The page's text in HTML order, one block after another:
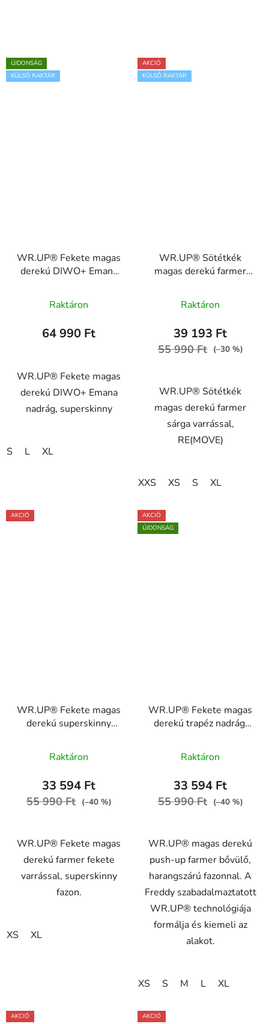
ÚJDONSÁG
KÜLSŐ RAKTÁR
WR.UP® Fekete magas
derekú DIWO+ Emana
WRUP2HC005REC, N
termék
átlagos
ből
5,0
csillag.
Raktáron
64 990 Ft
WR.UP® Fekete magas
derekú DIWO+ Emana
nadrág, superskinny
S L XL
AKCIÓ
KÜLSŐ RAKTÁR
WR.UP® Sötétkék
magas derekú farmer
RE(MOVE)
WRUP1HC002ORG,
Raktáron
39 193 Ft
55 990 Ft (–30 %)
WR.UP® Sötétkék
magas derekú farmer
sárga varrással,
RE(MOVE)
XXS XS S XL
AKCIÓ
WR.UP® Fekete magas
derekú superskinny
RE(MOVE)
WRUP2HC002ORG,
Raktáron
33 594 Ft
55 990 Ft (–40 %)
WR.UP® Fekete magas
derekú farmer fekete
varrással, superskinny
fazon.
XS XL
AKCIÓ
ÚJDONSÁG
WR.UP® Fekete magas
derekú trapéz nadrág,
WRUP11HC001ORG,
N
Raktáron
33 594 Ft
55 990 Ft (–40 %)
WR.UP® magas derekú
push-up farmer bővülő,
harangszárú fazonnal. A
Freddy szabadalmaztatott
WR.UP® technológiája
formálja és kiemeli az
alakot.
XS S M L XL
AKCIÓ
AKCIÓ